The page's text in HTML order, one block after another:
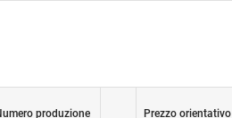
produzione Prezzo orientativo